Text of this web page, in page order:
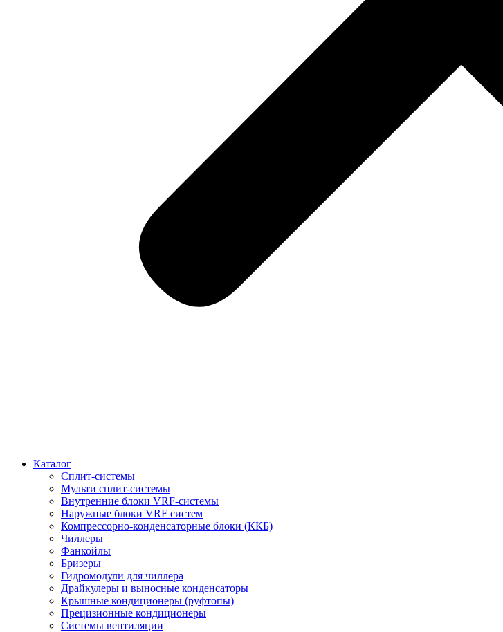
Каталог
Сплит-системы
Мульти сплит-системы
Внутренние блоки VRF-cистемы
Наружные блоки VRF cистем
Компрессорно-конденсаторные блоки (ККБ)
Чиллеры
Фанкойлы
Бризеры
Гидромодули для чиллера
Драйкулеры и выносные конденсаторы
Крышные кондиционеры (руфтопы)
Прецизионные кондиционеры
Системы вентиляции